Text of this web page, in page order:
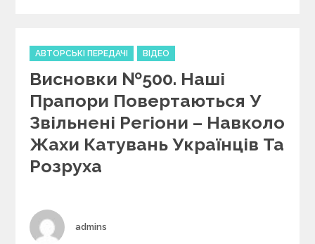
C
a
e
g
o
r
i
e
АВТОРСЬКІ ПЕРЕДАЧІ ВІДЕО
Висновки №500. Наші
Прапори Повертаються У
Звільнені Регіони – Навколо
Жахи Катувань Українців Та
Розруха
Author
admins